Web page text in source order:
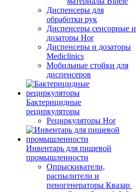
Диспенсеры для
обработки рук
Диспенсеры сенсорные и
дозаторы Hor
Диспенсеры и дозаторы
Mediclinics
Мобильные стойки для
диспенсеров
Бактерицидные
рециркуляторы
Рециркуляторы Hor
Инвентарь для пищевой
промышленности
Опрыскиватели,
распылители и
пеногенераторы Квазар